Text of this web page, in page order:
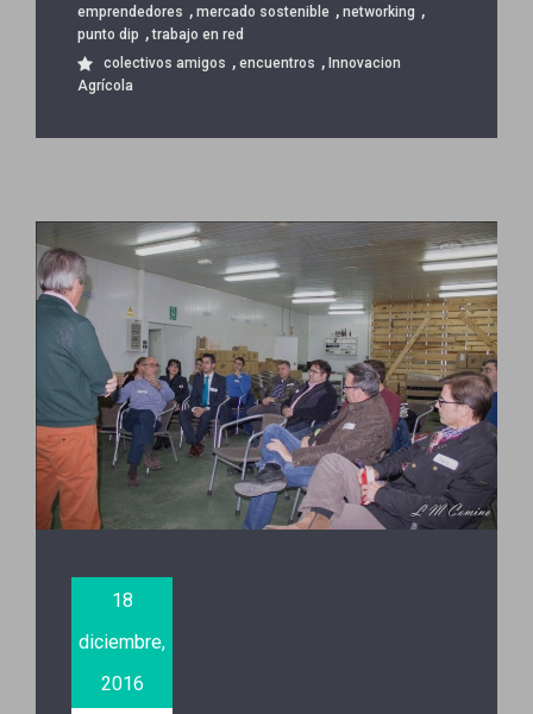
emprendedores , mercado sostenible , networking ,
punto dip ,trabajo en red
colectivos amigos , encuentros , Innovacion
Agrícola
18
diciembre,
2016